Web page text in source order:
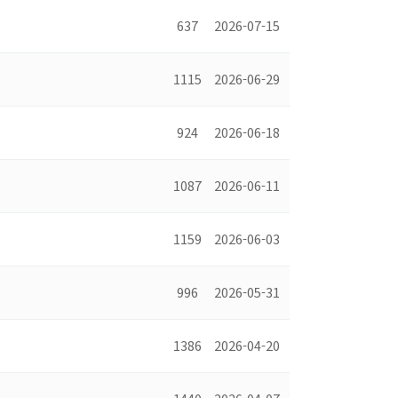
637 2026-07-15
1115 2026-06-29
924 2026-06-18
1087 2026-06-11
1159 2026-06-03
996 2026-05-31
1386 2026-04-20